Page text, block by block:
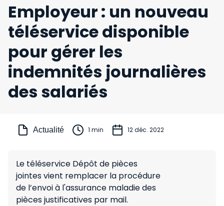
Employeur : un nouveau
téléservice disponible
pour gérer les
indemnités journalières
des salariés
Actualité 1 min 12 déc. 2022
Le téléservice Dépôt de pièces
jointes vient remplacer la procédure
de l’envoi à l'assurance maladie des
pièces justificatives par mail.